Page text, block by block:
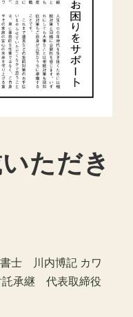
ただき
士 川内博記 カワ
承継 代表取締役